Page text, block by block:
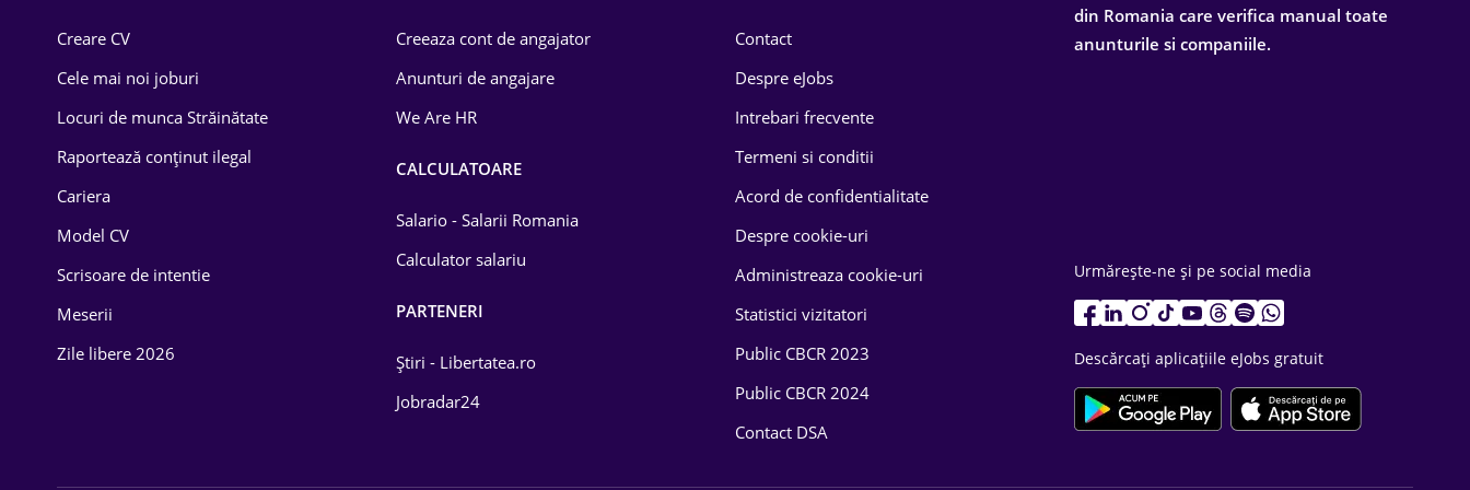
Drept
Educație / Training
Energetică
Farma
Creare CV
Cele mai noi joburi
Locuri de munca Străinătate
Raportează conținut ilegal
Cariera
Model CV
Scrisoare de intentie
Meserii
Zile libere 2026
Creeaza cont de angajator
Anunturi de angajare
We Are HR
CALCULATOARE
Salario - Salarii Romania
Calculator salariu
PARTENERI
Știri - Libertatea.ro
Jobradar24
Contact
Despre eJobs
Intrebari frecvente
Termeni si conditii
Acord de confidentialitate
Despre cookie-uri
Administreaza cookie-uri
Statistici vizitatori
Public CBCR 2023
Public CBCR 2024
Contact DSA
din Romania care verifica manual toate
anunturile si companiile.
Urmărește-ne și pe social media
Descărcați aplicațiile eJobs gratuit